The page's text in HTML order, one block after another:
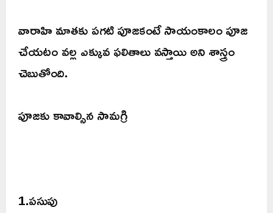
వారాహి మాతకు పగటి పూజకంటే సాయంకాలం పూజ
చేయటం వల్ల ఎక్కువ ఫలితాలు వస్తాయి అని శాస్త్రం
చెబుతోంది.
పూజకు కావాల్సిన సామగ్రి
1.పసుపు